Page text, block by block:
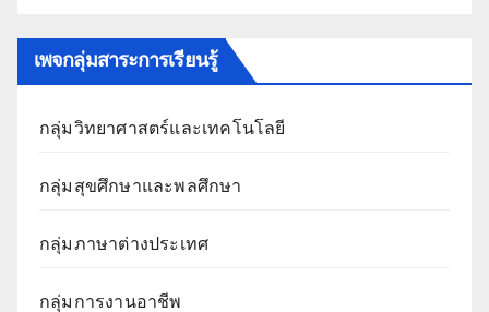
เพจกลุ่มสาระการเรียนรู้
กลุ่มวิทยาศาสตร์และเทคโนโลยี
กลุ่มสุขศึกษาและพลศึกษา
กลุ่มภาษาต่างประเทศ
กลุ่มการงานอาชีพ